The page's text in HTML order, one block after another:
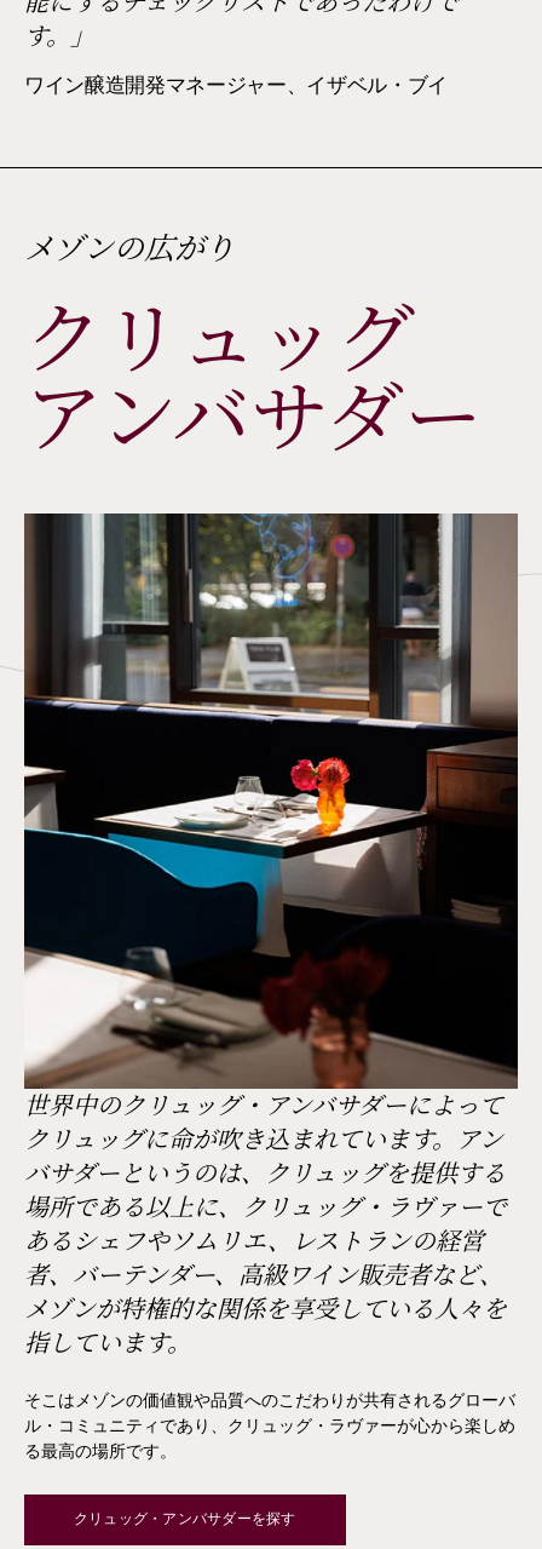
す。」
ワイン醸造開発マネージャー、イザベル・ブイ
メゾンの広がり
クリュッグ
アンバサダー
世界中のクリュッグ・アンバサダーによって
クリュッグに命が吹き込まれています。アン
バサダーというのは、クリュッグを提供する
場所である以上に、クリュッグ・ラヴァーで
あるシェフやソムリエ、レストランの経営
者、バーテンダー、高級ワイン販売者など、
メゾンが特権的な関係を享受している人々を
指しています。
そこはメゾンの価値観や品質へのこだわりが共有されるグローバ
ル・コミュニティであり、クリュッグ・ラヴァーが心から楽しめ
る最高の場所です。
クリュッグ・アンバサダーを探す